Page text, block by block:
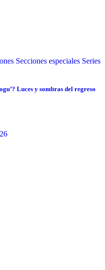
Secciones especiales Series
Luces y sombras del regreso